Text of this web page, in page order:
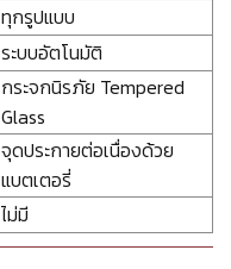
ทุกรูปแบบ
ระบบอัตโนมัติ
กระจกนิรภัย Tempered
Glass
จุดประกายต่อเนื่องด้วย
แบตเตอรี่
ไม่มี